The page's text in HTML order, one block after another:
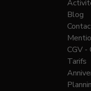
Blog
CGV -
Tarifs